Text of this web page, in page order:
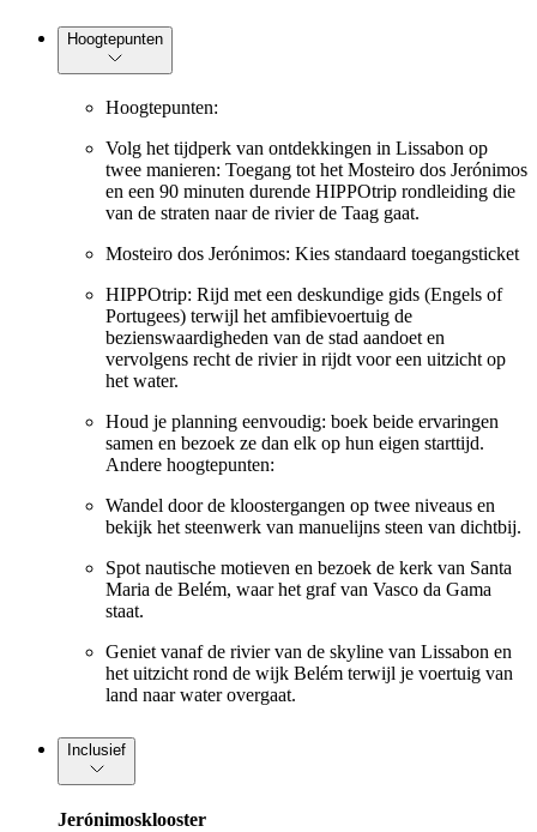
Hoogtepunten
Hoogtepunten:
Volg het tijdperk van ontdekkingen in Lissabon op
twee manieren: Toegang tot het Mosteiro dos Jerónimos
en een 90 minuten durende HIPPOtrip rondleiding die
van de straten naar de rivier de Taag gaat.
Mosteiro dos Jerónimos: Kies standaard toegangsticket
HIPPOtrip: Rijd met een deskundige gids (Engels of
Portugees) terwijl het amfibievoertuig de
bezienswaardigheden van de stad aandoet en
vervolgens recht de rivier in rijdt voor een uitzicht op
het water.
Houd je planning eenvoudig: boek beide ervaringen
samen en bezoek ze dan elk op hun eigen starttijd.
Andere hoogtepunten:
Wandel door de kloostergangen op twee niveaus en
bekijk het steenwerk van manuelijns steen van dichtbij.
Spot nautische motieven en bezoek de kerk van Santa
Maria de Belém, waar het graf van Vasco da Gama
staat.
Geniet vanaf de rivier van de skyline van Lissabon en
het uitzicht rond de wijk Belém terwijl je voertuig van
land naar water overgaat.
Inclusief
Jerónimosklooster